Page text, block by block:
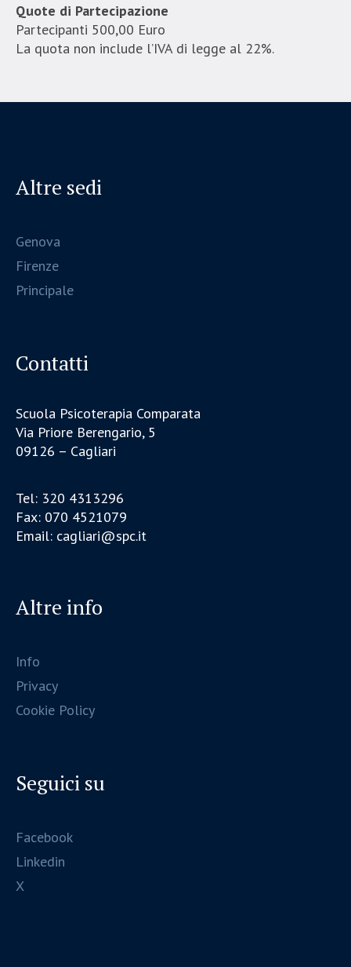
Quote di Partecipazione
Partecipanti 500,00 Euro
La quota non include l’IVA di legge al 22%.
Altre sedi
Genova
Firenze
Principale
Contatti
Scuola Psicoterapia Comparata
Via Priore Berengario, 5
09126 – Cagliari
Tel: 320 4313296
Fax: 070 4521079
Email: cagliari@spc.it
Altre info
Info
Privacy
Cookie Policy
Seguici su
Facebook
Linkedin
X